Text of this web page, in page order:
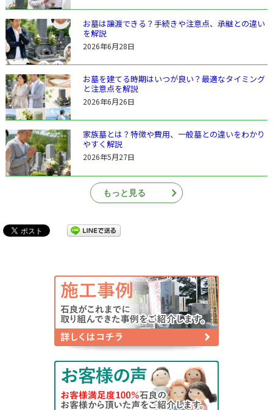
お墓は譲渡できる？手続きや注意点、承継との違い
を解説
2026年6月28日
お墓を建てる時期はいつが良い？最適なタイミング
と注意点を解説
2026年6月26日
家族墓とは？特徴や費用、一般墓との違いをわかり
やすく解説
2026年5月27日
もっと見る